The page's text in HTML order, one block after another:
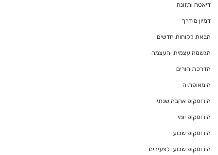
דיאטה ותזונה
דמיון מודרך
הבאת לקוחות חדשים
הגשמה עצמית והעצמה
הדרכת הורים
הומאופתיה
הורוסקופ אהבה שנתי
הורוסקופ יומי
הורוסקופ שבועי
הורוסקופ שבועי לצעירים